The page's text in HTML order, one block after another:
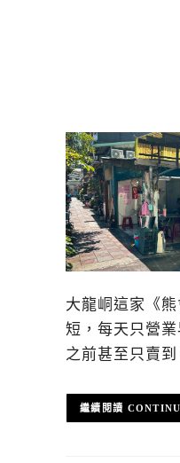
大龍峒這家《
短，每天只營
之前甚至只賣